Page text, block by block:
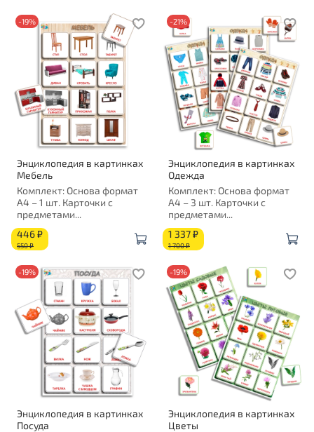
-19%
Энциклопедия в картинках
Мебель
Комплект: Основа формат
А4 – 1 шт. Карточки с
предметами...
446 ₽
550 ₽
-21%
Энциклопедия в картинках
Одежда
Комплект: Основа формат
А4 – 3 шт. Карточки с
предметами...
1 337 ₽
1 700 ₽
-19%
Энциклопедия в картинках
Посуда
-19%
Энциклопедия в картинках
Цветы